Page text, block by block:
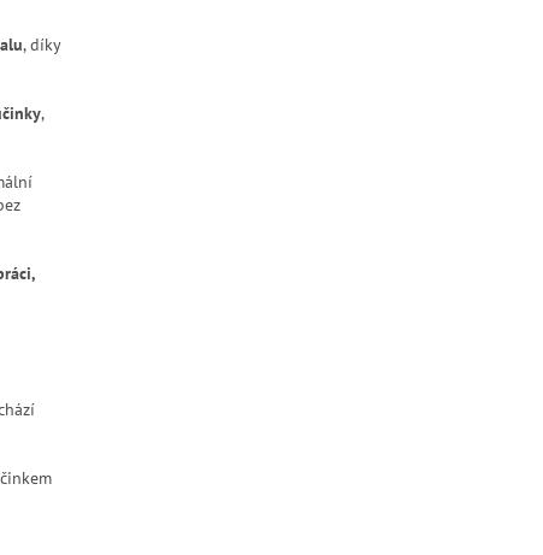
, díky
,